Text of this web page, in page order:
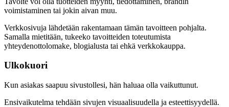
voimistaminen tai jokin aivan muu.
Verkkosivuja lähdetään rakentamaan tämän tavoitteen pohjalta.
Samalla mietitään, tukeeko tavoitteiden toteutumista
yhteydenottolomake, blogialusta tai ehkä verkkokauppa.
Ulkokuori
Kun asiakas saapuu sivustollesi, hän haluaa olla vaikuttunut.
Ensivaikutelma tehdään sivujen visuaalisuudella ja esteettisyydellä.